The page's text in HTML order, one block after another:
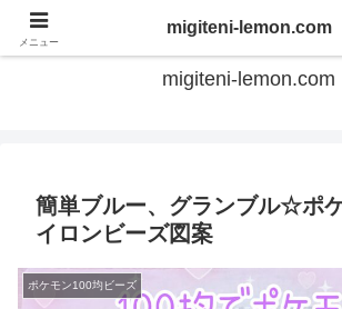
てのひらアイロンビーズ
migiteni-lemon.com
簡単ブルー、グランブル☆ポ
イロンビーズ図案
ポケモン100均ビーズ
メニュー
migiteni-lemon.com